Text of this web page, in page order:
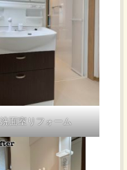
洗面室リフォーム